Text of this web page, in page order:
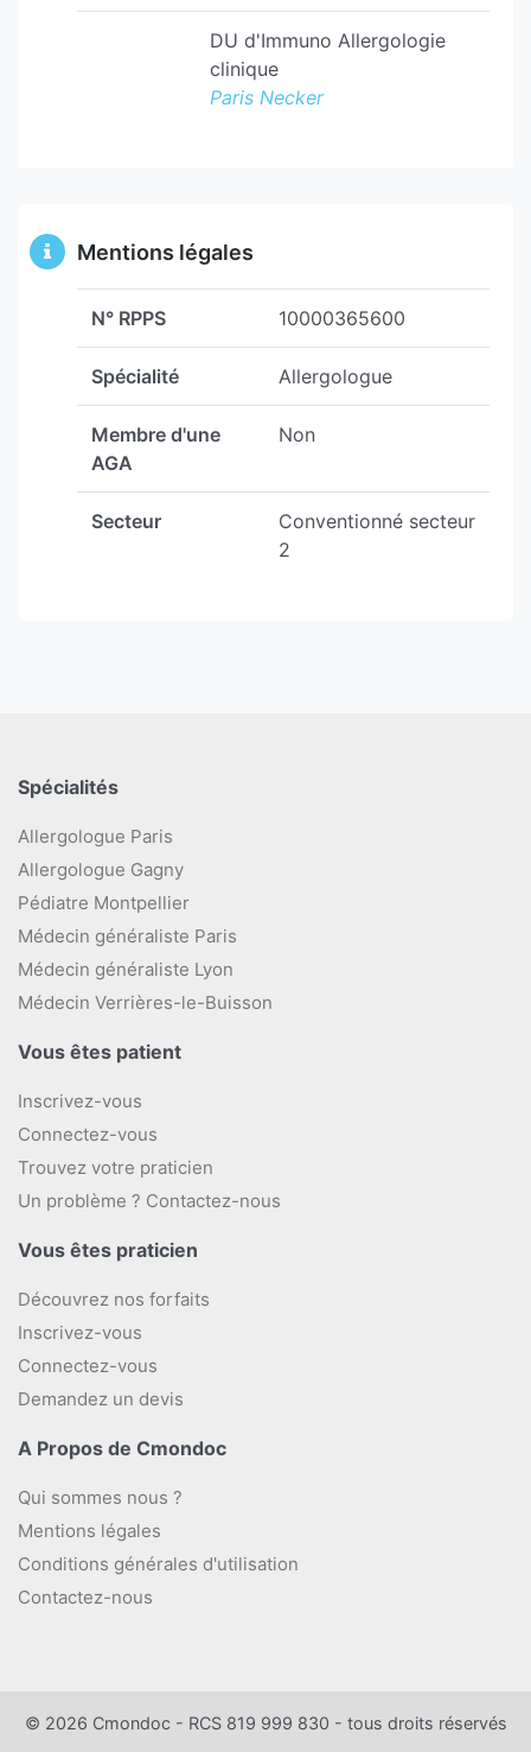
DU d'Immuno Allergologie
clinique
Paris Necker
Mentions légales
N° RPPS 10000365600
Spécialité Allergologue
Membre d'une
AGA
Non
Secteur
Conventionné secteur
2
Spécialités
Allergologue Paris
Allergologue Gagny
Pédiatre Montpellier
Médecin généraliste Paris
Médecin généraliste Lyon
Médecin Verrières-le-Buisson
Vous êtes patient
Inscrivez-vous
Connectez-vous
Trouvez votre praticien
Un problème ? Contactez-nous
Vous êtes praticien
Découvrez nos forfaits
Inscrivez-vous
Connectez-vous
Demandez un devis
A Propos de Cmondoc
Qui sommes nous ?
Mentions légales
Conditions générales d'utilisation
Contactez-nous
© 2026 Cmondoc - RCS 819 999 830 - tous droits réservés